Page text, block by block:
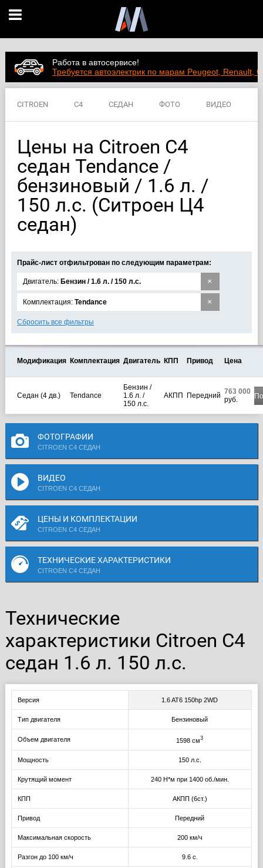
Работа в автосервисе!
Требуется автоэлектрик по марам Peugeot, Renault,
CITROEN C4 СЕДАН ФОТО ВИДЕО
Цены на Citroen C4
седан Tendance /
бензиновый / 1.6 л. /
150 л.с. (Ситроен Ц4
седан)
Прайс-лист отфильтрован по следующим параметрам:
×
Двигатель: Бензин / 1.6 л. / 150 л.с.
×
Комплектация: Tendance
Сбросить все фильтры
Модификация Комплектация Двигатель КПП Привод Цена
Седан (4 дв.) Tendance
Бензин /
1.6 л. /
150 л.с.
АКПП Передний 763 000
руб.
ФОТОГРАФИИ
CITROEN C4 СЕДАН
ВИДЕО
CITROEN C4 СЕДАН
ЦЕНЫ И КОМПЛЕКТАЦИИ
CITROEN C4 СЕДАН
ТЕХНИЧЕСКИЕ ХАРАКТЕРИСТИКИ
CITROEN C4 СЕДАН
Технические
характеристики Citroen C4
седан 1.6 л. 150 л.с.
Версия 1.6 AT6 150hp 2WD
Тип двигателя Бензиновый
Объем двигателя 1598 см3
Мощность 150 л.с.
Крутящий момент 240 Н*м при 1400 об./мин.
КПП АКПП (6ст.)
Привод Передний
Максимальная скорость 200 км/ч
Разгон до 100 км/ч 9.6 с.